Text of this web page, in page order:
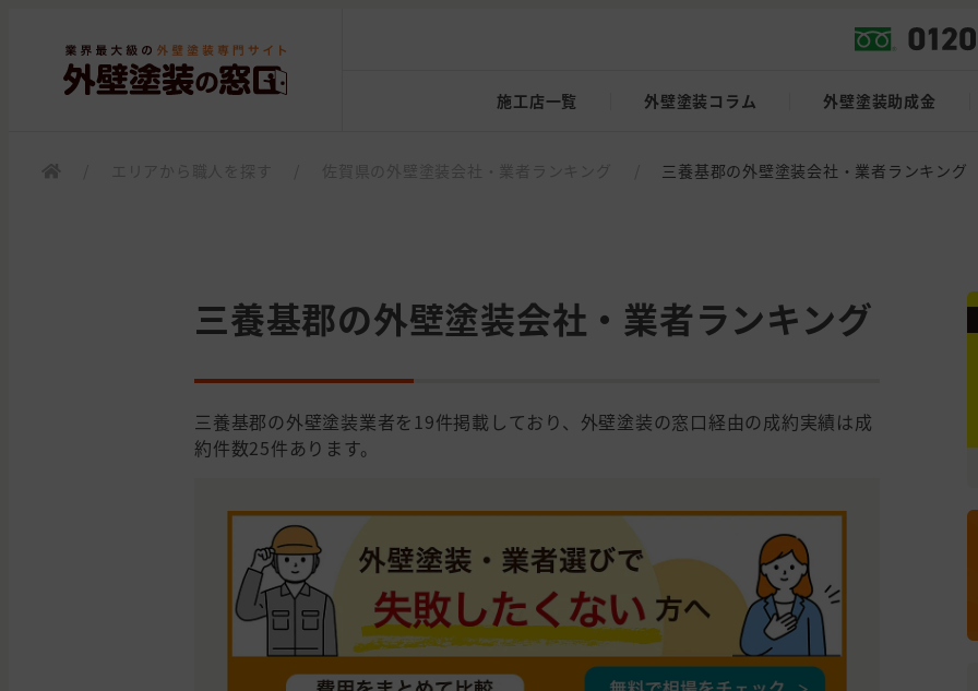
施工店一覧 外壁塗装コラム 外壁塗装助成金
三養基郡の外壁塗装会社・業者ランキング
三養基郡の外壁塗装会社・業者ランキング
三養基郡の外壁塗装業者を19件掲載しており、外壁塗装の窓口経由の成約実績は成
約件数25件あります。